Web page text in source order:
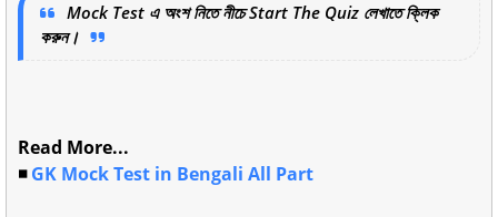
Mock Test এ অংশ নিতে নীচে Start The Quiz লেখাতে ক্লিক
করুন।
Read More...
◾GK Mock Test in Bengali All Part